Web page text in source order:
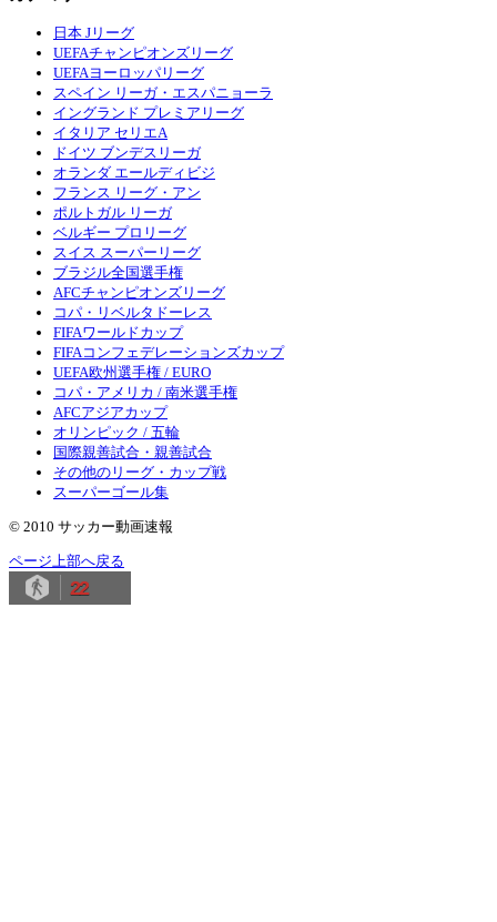
日本 Jリーグ
UEFAチャンピオンズリーグ
UEFAヨーロッパリーグ
スペイン リーガ・エスパニョーラ
イングランド プレミアリーグ
イタリア セリエA
ドイツ ブンデスリーガ
オランダ エールディビジ
フランス リーグ・アン
ポルトガル リーガ
ベルギー プロリーグ
スイス スーパーリーグ
ブラジル全国選手権
AFCチャンピオンズリーグ
コパ・リベルタドーレス
FIFAワールドカップ
FIFAコンフェデレーションズカップ
UEFA欧州選手権 / EURO
コパ・アメリカ / 南米選手権
AFCアジアカップ
オリンピック / 五輪
国際親善試合・親善試合
その他のリーグ・カップ戦
スーパーゴール集
© 2010 サッカー動画速報
ページ上部へ戻る
22